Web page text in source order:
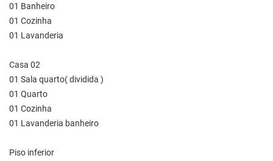
01 Banheiro
01 Cozinha
01 Lavanderia
Casa 02
01 Sala quarto( dividida )
01 Quarto
01 Cozinha
01 Lavanderia banheiro
Piso inferior